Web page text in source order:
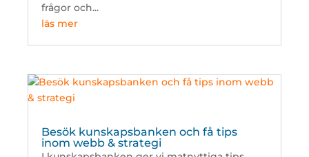
frågor och...
läs mer
Besök kunskapsbanken och få tips
inom webb & strategi